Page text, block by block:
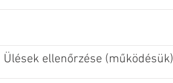
Ülések ellenőrzése (működésük)